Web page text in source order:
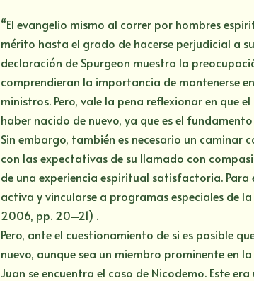
“El evangelio mismo al correr por hombres
mérito hasta el grado de hacerse perjudicial a
declaración de Spurgeon muestra la
comprendieran la importancia de mantenerse
ministros. Pero, vale la pena reflexionar en que
haber nacido de nuevo, ya que es el
Sin embargo, también es necesario un
con las expectativas de su llamado con
de una experiencia espiritual satisfactoria.
activa y vincularse a programas especiales de
2006, pp. 20–21) .
Pero, ante el cuestionamiento de si es posible
nuevo, aunque sea un miembro prominente en
Juan se encuentra el caso de Nicodemo. Este